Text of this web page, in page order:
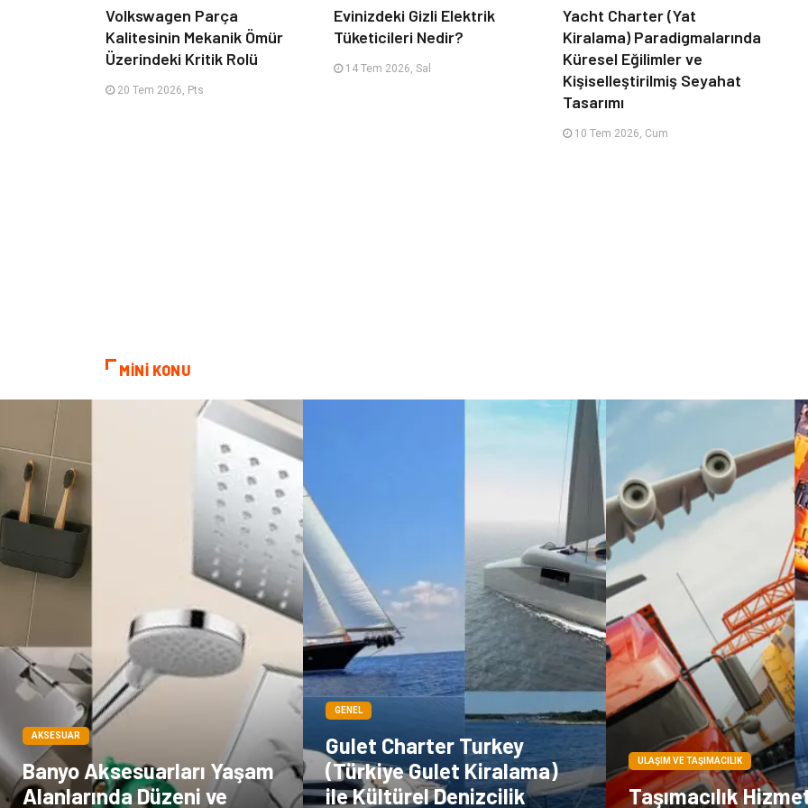
Volkswagen Parça
Kalitesinin Mekanik Ömür
Üzerindeki Kritik Rolü
20 Tem 2026, Pts
Evinizdeki Gizli Elektrik
Tüketicileri Nedir?
14 Tem 2026, Sal
Yacht Charter (Yat
Kiralama) Paradigmalarında
Küresel Eğilimler ve
Kişiselleştirilmiş Seyahat
Tasarımı
10 Tem 2026, Cum
MİNİ KONU
AKSESUAR
Banyo Aksesuarları Yaşam
Alanlarında Düzeni ve
GENEL
Gulet Charter Turkey
(Türkiye Gulet Kiralama)
ile Kültürel Denizcilik
ULAŞIM VE TAŞIMACILIK
Taşımacılık